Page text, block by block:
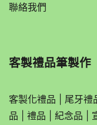
聯絡我們
客製禮品筆製作
客製化禮品 尾牙禮
品
禮品 紀念品